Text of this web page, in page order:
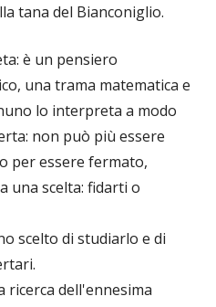
tana del Bianconiglio.
è un pensiero
una trama matematica e
lo interpreta a modo
non può più essere
per essere fermato,
una scelta: fidarti o
scelto di studiarlo e di
ricerca dell'ennesima